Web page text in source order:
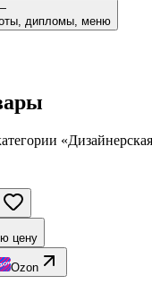
дипломы, меню
«
цену
Ozon